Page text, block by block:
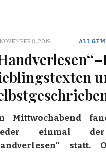
NOVEMBER 8, 2019
Mittwochabend
einmal der
statt.